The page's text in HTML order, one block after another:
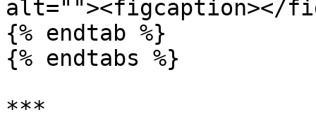
alt=""><figcaption></
{% endtab %}
{% endtabs %}
***